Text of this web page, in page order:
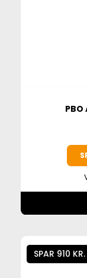
SPAR 910 KR.